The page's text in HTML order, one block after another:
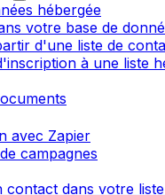
hébergée
votre base de
d'une liste de
à une liste
avec Zapier
campagnes
contact dans votre